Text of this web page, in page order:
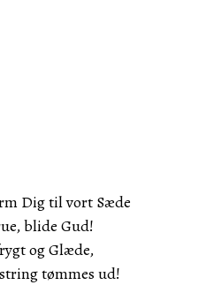
Dig til vort Sæde
blide Gud!
og Glæde,
tømmes ud!